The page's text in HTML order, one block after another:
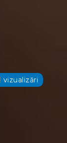
vizualizări